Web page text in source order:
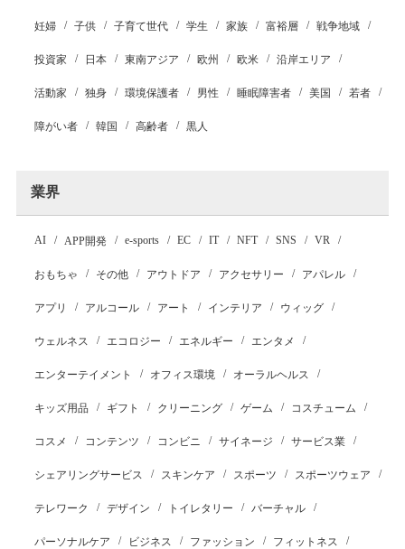
妊婦 子供 子育て世代 学生 家族 富裕層 戦争地域
投資家 日本 東南アジア 欧州 欧米 沿岸エリア
活動家 独身 環境保護者 男性 睡眠障害者 美国 若者
障がい者 韓国 高齢者 黒人
業界
AI APP開発 e-sports EC IT NFT SNS VR
おもちゃ その他 アウトドア アクセサリー アパレル
アプリ アルコール アート インテリア ウィッグ
ウェルネス エコロジー エネルギー エンタメ
エンターテイメント オフィス環境 オーラルヘルス
キッズ用品 ギフト クリーニング ゲーム コスチューム
コスメ コンテンツ コンビニ サイネージ サービス業
シェアリングサービス スキンケア スポーツ スポーツウェア
テレワーク デザイン トイレタリー バーチャル
パーソナルケア ビジネス ファッション フィットネス